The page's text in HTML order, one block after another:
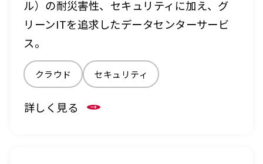
ル）の耐災害性、セキュリティに加え、グ
リーンITを追求したデータセンターサービ
ス。
クラウド セキュリティ
詳しく見る